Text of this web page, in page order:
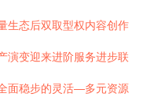
生态后双取型权内容创作
演变迎来进阶服务进步联
面稳步的灵活—多元资源